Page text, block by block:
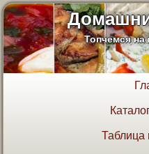
Топчемся на
Таблица